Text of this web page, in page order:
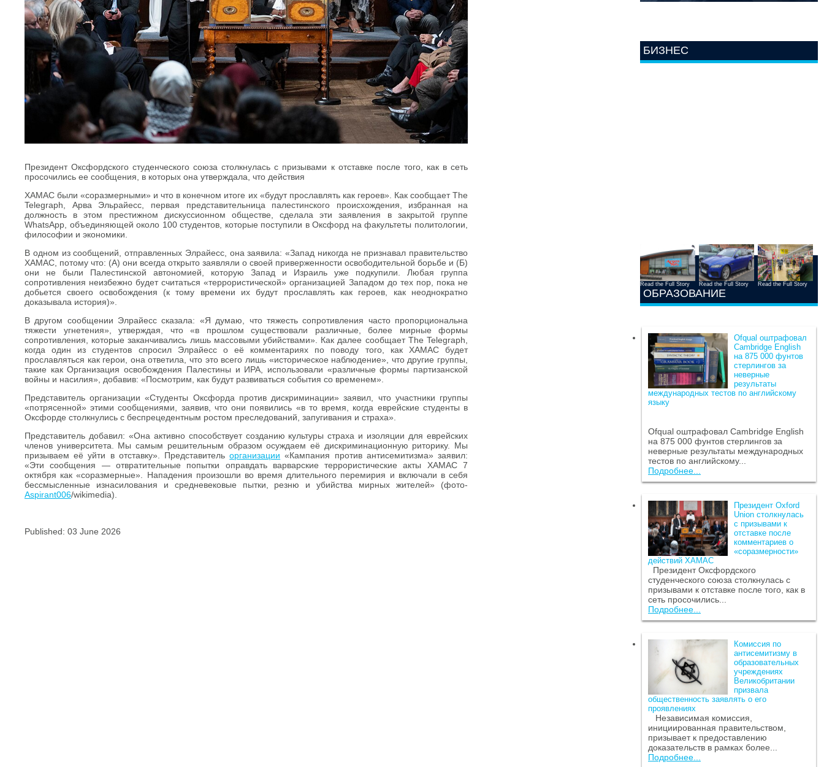
Президент Оксфордского студенческого союза столкнулась с призывами к отставке после того, как в сеть
просочились ее сообщения, в которых она утверждала, что действия
ХАМАС были «соразмерными» и что в конечном итоге их «будут прославлять как героев». Как сообщает The
Telegraph, Арва Эльрайесс, первая представительница палестинского происхождения, избранная на
должность в этом престижном дискуссионном обществе, сделала эти заявления в закрытой группе
WhatsApp, объединяющей около 100 студентов, которые поступили в Оксфорд на факультеты политологии,
философии и экономики.
В одном из сообщений, отправленных Элрайесс, она заявила: «Запад никогда не признавал правительство
ХАМАС, потому что: (А) они всегда открыто заявляли о своей приверженности освободительной борьбе и (Б)
они не были Палестинской автономией, которую Запад и Израиль уже подкупили. Любая группа
сопротивления неизбежно будет считаться «террористической» организацией Западом до тех пор, пока не
добьется своего освобождения (к тому времени их будут прославлять как героев, как неоднократно
доказывала история)».
В другом сообщении Элрайесс сказала: «Я думаю, что тяжесть сопротивления часто пропорциональна
тяжести угнетения», утверждая, что «в прошлом существовали различные, более мирные формы
сопротивления, которые заканчивались лишь массовыми убийствами». Как далее сообщает The Telegraph,
когда один из студентов спросил Элрайесс о её комментариях по поводу того, как ХАМАС будет
прославляться как герои, она ответила, что это всего лишь «историческое наблюдение», что другие группы,
такие как Организация освобождения Палестины и ИРА, использовали «различные формы партизанской
войны и насилия», добавив: «Посмотрим, как будут развиваться события со временем».
Представитель организации «Студенты Оксфорда против дискриминации» заявил, что участники группы
«потрясенной» этими сообщениями, заявив, что они появились «в то время, когда еврейские студенты в
Оксфорде столкнулись с беспрецедентным ростом преследований, запугивания и страха».
Представитель добавил: «Она активно способствует созданию культуры страха и изоляции для еврейских
членов университета. Мы самым решительным образом осуждаем её дискриминационную риторику. Мы
призываем её уйти в отставку». Представительорганизации «Кампания против антисемитизма» заявил:
«Эти сообщения — отвратительные попытки оправдать варварские террористические акты ХАМАС 7
октября как «соразмерные». Нападения произошли во время длительного перемирия и включали в себя
бессмысленные изнасилования и средневековые пытки, резню и убийства мирных жителей» (фото-
Aspirant006/wikimedia).
Published: 03 June 2026
БИЗНЕС
Read the Full Story Read the Full Story Read the Full Story
ОБРАЗОВАНИЕ
Ofqual оштрафовал
Cambridge English
на 875 000 фунтов
стерлингов за
неверные
результаты
международных тестов по английскому
языку
Ofqual оштрафовал Cambridge English
на 875 000 фунтов стерлингов за
неверные результаты международных
тестов по английскому...
Подробнее...
Президент Oxford
Union столкнулась
с призывами к
отставке после
комментариев о
«соразмерности»
действий ХАМАС
Президент Оксфордского
студенческого союза столкнулась с
призывами к отставке после того, как в
сеть просочились...
Подробнее...
Комиссия по
антисемитизму в
образовательных
учреждениях
Великобритании
призвала
общественность заявлять о его
проявлениях
Независимая комиссия,
инициированная правительством,
призывает к предоставлению
доказательств в рамках более...
Подробнее...